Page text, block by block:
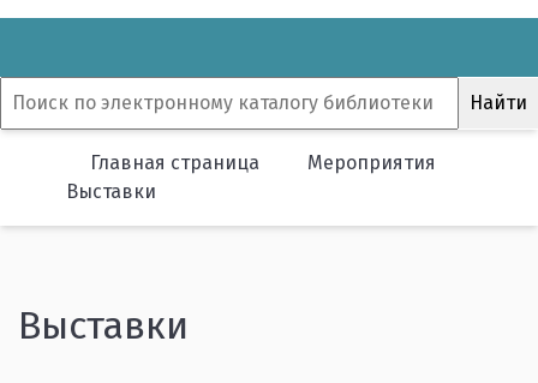
Главная страница
Мероприятия
Выставки
Выставки